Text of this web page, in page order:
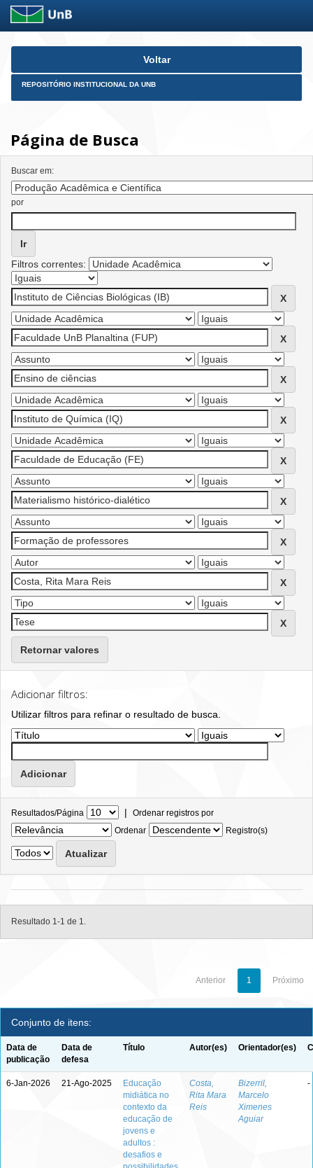
Skip
Voltar
REPOSITÓRIO INSTITUCIONAL DA UNB
Página de Busca
Buscar em:
por
Filtros correntes:
Retornar valores
Adicionar filtros:
Utilizar filtros para refinar o resultado de busca.
Resultados/Página | Ordenar registros por
Ordenar
Registro(s)
Resultado 1-1 de 1.
Anterior 1 Próximo
Conjunto de itens:
Data de
publicação
Data de
defesa
Título Autor(es) Orientador(es)
6-Jan-2026 21-Ago-2025
Educação
midiática no
contexto da
educação de
jovens e
adultos :
desafios e
Costa,
Rita Mara
Reis
Bizerril,
Marcelo
Ximenes
Aguiar
-